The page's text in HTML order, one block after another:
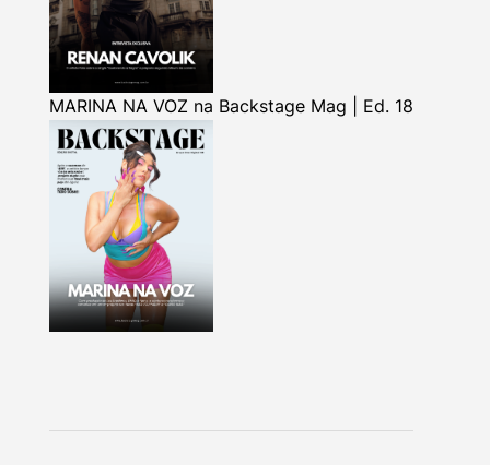
MARINA NA VOZ na Backstage Mag | Ed. 18